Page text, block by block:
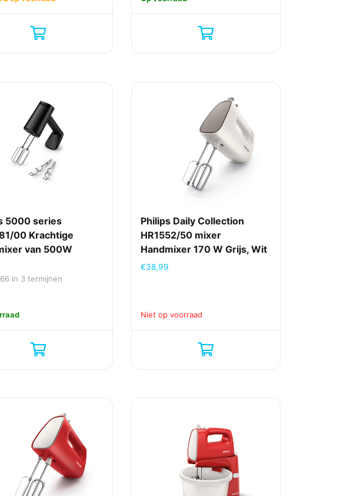
5000 series
00 Krachtige
van 500W
in 3 termijnen
Philips Daily Collection
HR1552/50 mixer
Handmixer 170 W Grijs, Wit
€38,99
Niet op voorraad